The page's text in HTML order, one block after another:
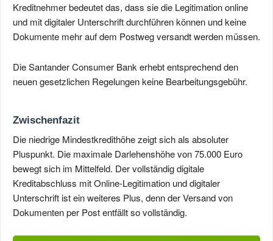
Kreditnehmer bedeutet das, dass sie die Legitimation online
und mit digitaler Unterschrift durchführen können und keine
Dokumente mehr auf dem Postweg versandt werden müssen.
Die Santander Consumer Bank erhebt entsprechend den
neuen gesetzlichen Regelungen keine Bearbeitungsgebühr.
Zwischenfazit
Die niedrige Mindestkredithöhe zeigt sich als absoluter
Pluspunkt. Die maximale Darlehenshöhe von 75.000 Euro
bewegt sich im Mittelfeld. Der vollständig digitale
Kreditabschluss mit Online-Legitimation und digitaler
Unterschrift ist ein weiteres Plus, denn der Versand von
Dokumenten per Post entfällt so vollständig.